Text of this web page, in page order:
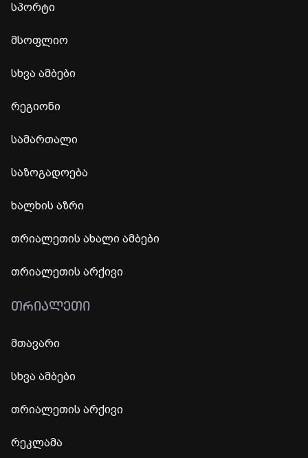
სპორტი
მსოფლიო
სხვა ამბები
რეგიონი
სამართალი
საზოგადოება
ხალხის აზრი
თრიალეთის ახალი ამბები
თრიალეთის არქივი
ᲗᲠᲘᲐᲚᲔᲗᲘ
მთავარი
სხვა ამბები
თრიალეთის არქივი
რეკლამა